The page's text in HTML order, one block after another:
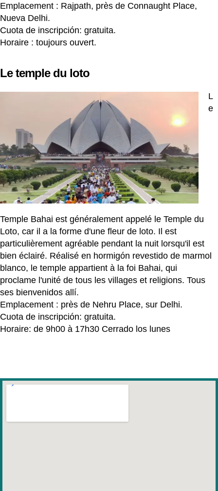
Emplacement : Rajpath, près de Connaught Place,
Nueva Delhi.
Cuota de inscripción: gratuita.
Horaire : toujours ouvert.
Le temple du loto
L
e
Temple Bahai est généralement appelé le Temple du
Loto, car il a la forme d'une fleur de loto. Il est
particulièrement agréable pendant la nuit lorsqu'il est
bien éclairé. Réalisé en hormigón revestido de marmol
blanco, le temple appartient à la foi Bahai, qui
proclame l'unité de tous les villages et religions. Tous
ses bienvenidos allí.
Emplacement : près de Nehru Place, sur Delhi.
Cuota de inscripción: gratuita.
Horaire: de 9h00 à 17h30 Cerrado los lunes